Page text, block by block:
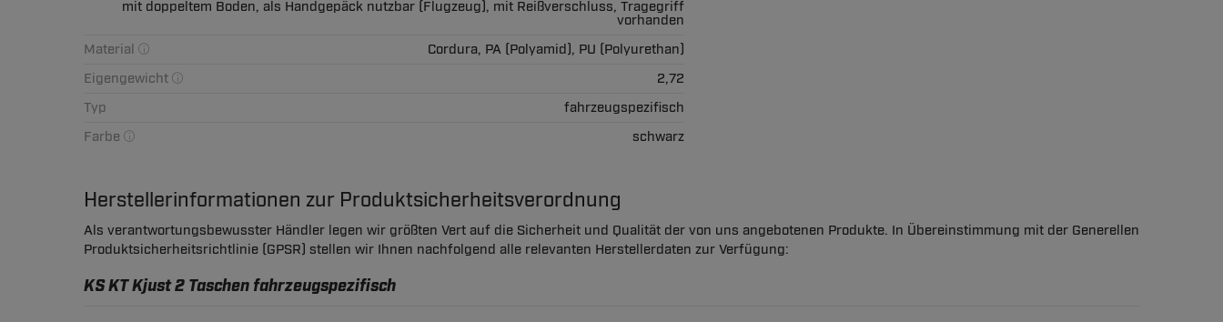
mit doppeltem Boden, als Handgepäck nutzbar (Flugzeug), mit Reißverschluss, Tragegriff
vorhanden
Material
Cordura, PA (Polyamid), PU (Polyurethan)
Eigengewicht
2,72
Typ
fahrzeugspezifisch
Farbe
schwarz
Herstellerinformationen zur Produktsicherheitsverordnung
Als verantwortungsbewusster Händler legen wir größten Vert auf die Sicherheit und Qualität der von uns angebotenen Produkte. In Übereinstimmung mit der Generellen
Produktsicherheitsrichtlinie (GPSR) stellen wir Ihnen nachfolgend alle relevanten Herstellerdaten zur Verfügung:
KS KT Kjust 2 Taschen fahrzeugspezifisch